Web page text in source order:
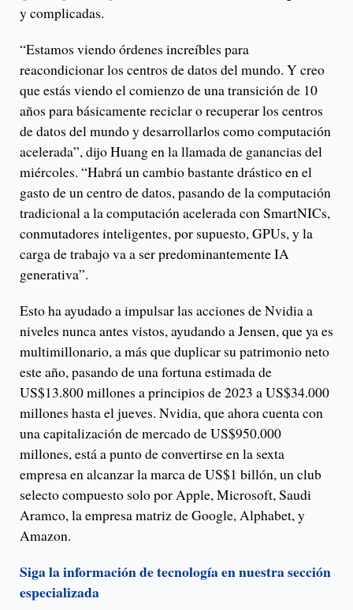
y complicadas.
“Estamos viendo órdenes increíbles para
reacondicionar los centros de datos del mundo. Y creo
que estás viendo el comienzo de una transición de 10
años para básicamente reciclar o recuperar los centros
de datos del mundo y desarrollarlos como computación
acelerada”, dijo Huang en la llamada de ganancias del
miércoles. “Habrá un cambio bastante drástico en el
gasto de un centro de datos, pasando de la computación
tradicional a la computación acelerada con SmartNICs,
conmutadores inteligentes, por supuesto, GPUs, y la
carga de trabajo va a ser predominantemente IA
generativa”.
Esto ha ayudado a impulsar las acciones de Nvidia a
niveles nunca antes vistos, ayudando a Jensen, que ya es
multimillonario, a más que duplicar su patrimonio neto
este año, pasando de una fortuna estimada de
US$13.800 millones a principios de 2023 a US$34.000
millones hasta el jueves. Nvidia, que ahora cuenta con
una capitalización de mercado de US$950.000
millones, está a punto de convertirse en la sexta
empresa en alcanzar la marca de US$1 billón, un club
selecto compuesto solo por Apple, Microsoft, Saudi
Aramco, la empresa matriz de Google, Alphabet, y
Amazon.
Siga la información de tecnología en nuestra sección
especializada